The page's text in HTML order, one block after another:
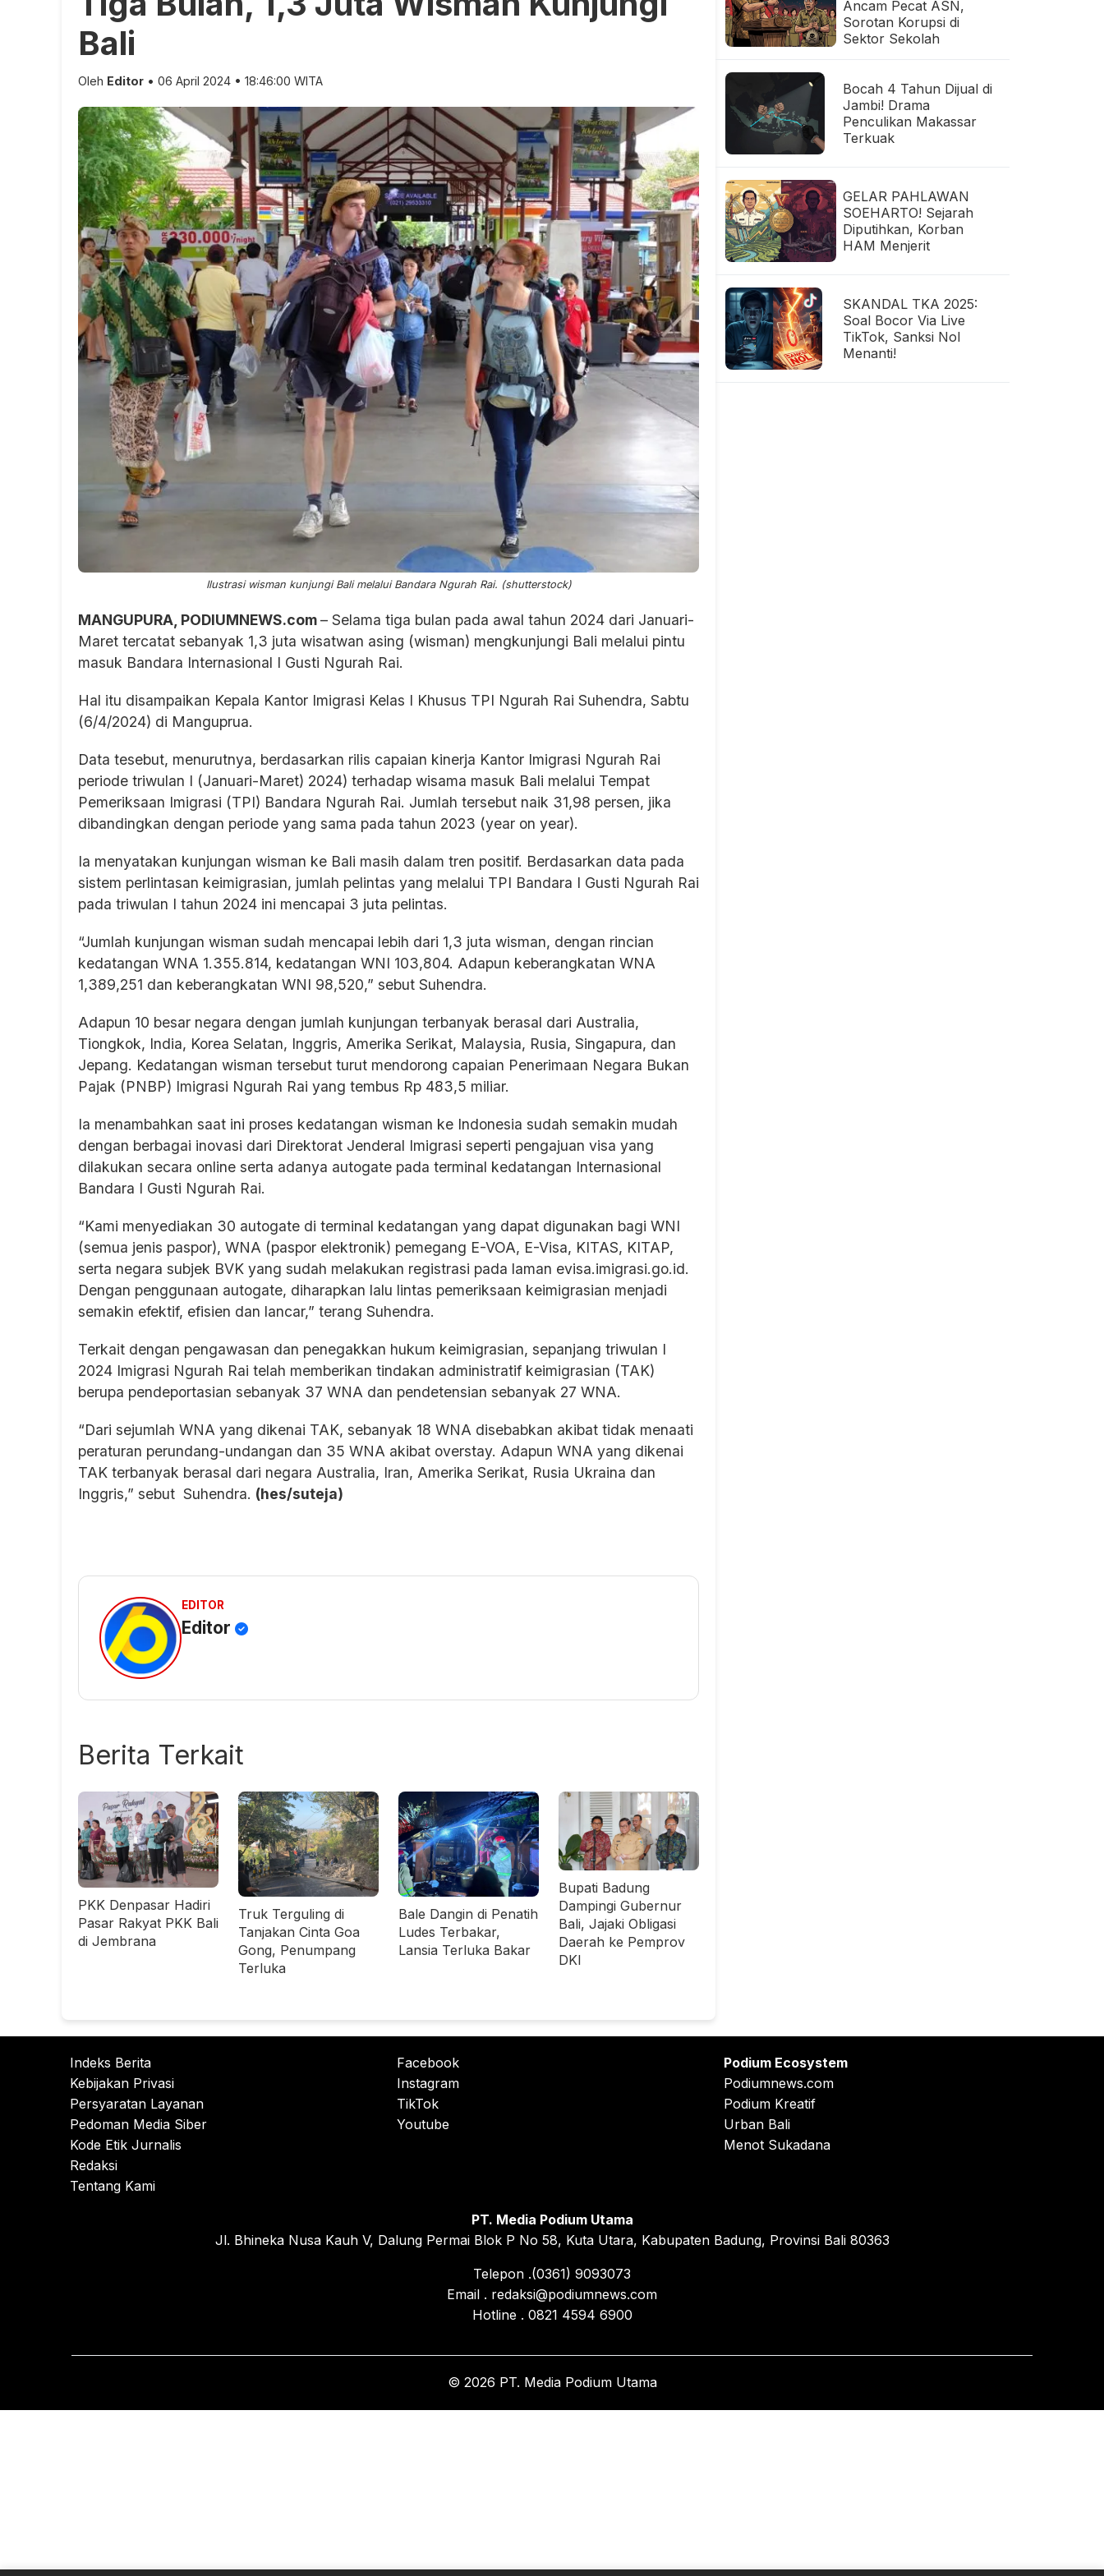
Bali
Oleh Editor • 06 April 2024 • 18:46:00 WITA
Ilustrasi wisman kunjungi Bali melalui Bandara Ngurah Rai. (shutterstock)
MANGUPURA, PODIUMNEWS.com– Selama tiga bulan pada awal tahun 2024 dari Januari-
Maret tercatat sebanyak 1,3 juta wisatwan asing (wisman) mengkunjungi Bali melalui pintu
masuk Bandara Internasional I Gusti Ngurah Rai.
Hal itu disampaikan Kepala Kantor Imigrasi Kelas I Khusus TPI Ngurah Rai Suhendra, Sabtu
(6/4/2024) di Manguprua.
Data tesebut, menurutnya, berdasarkan rilis capaian kinerja Kantor Imigrasi Ngurah Rai
periode triwulan I (Januari-Maret) 2024) terhadap wisama masuk Bali melalui Tempat
Pemeriksaan Imigrasi (TPI) Bandara Ngurah Rai. Jumlah tersebut naik 31,98 persen, jika
dibandingkan dengan periode yang sama pada tahun 2023 (year on year).
Ia menyatakan kunjungan wisman ke Bali masih dalam tren positif. Berdasarkan data pada
sistem perlintasan keimigrasian, jumlah pelintas yang melalui TPI Bandara I Gusti Ngurah Rai
pada triwulan I tahun 2024 ini mencapai 3 juta pelintas.
“Jumlah kunjungan wisman sudah mencapai lebih dari 1,3 juta wisman, dengan rincian
kedatangan WNA 1.355.814, kedatangan WNI 103,804. Adapun keberangkatan WNA
1,389,251 dan keberangkatan WNI 98,520,” sebut Suhendra.
Adapun 10 besar negara dengan jumlah kunjungan terbanyak berasal dari Australia,
Tiongkok, India, Korea Selatan, Inggris, Amerika Serikat, Malaysia, Rusia, Singapura, dan
Jepang. Kedatangan wisman tersebut turut mendorong capaian Penerimaan Negara Bukan
Pajak (PNBP) Imigrasi Ngurah Rai yang tembus Rp 483,5 miliar.
Ia menambahkan saat ini proses kedatangan wisman ke Indonesia sudah semakin mudah
dengan berbagai inovasi dari Direktorat Jenderal Imigrasi seperti pengajuan visa yang
dilakukan secara online serta adanya autogate pada terminal kedatangan Internasional
Bandara I Gusti Ngurah Rai.
“Kami menyediakan 30 autogate di terminal kedatangan yang dapat digunakan bagi WNI
(semua jenis paspor), WNA (paspor elektronik) pemegang E-VOA, E-Visa, KITAS, KITAP,
serta negara subjek BVK yang sudah melakukan registrasi pada laman evisa.imigrasi.go.id.
Dengan penggunaan autogate, diharapkan lalu lintas pemeriksaan keimigrasian menjadi
semakin efektif, efisien dan lancar,” terang Suhendra.
Terkait dengan pengawasan dan penegakkan hukum keimigrasian, sepanjang triwulan I
2024 Imigrasi Ngurah Rai telah memberikan tindakan administratif keimigrasian (TAK)
berupa pendeportasian sebanyak 37 WNA dan pendetensian sebanyak 27 WNA.
“Dari sejumlah WNA yang dikenai TAK, sebanyak 18 WNA disebabkan akibat tidak menaati
peraturan perundang-undangan dan 35 WNA akibat overstay. Adapun WNA yang dikenai
TAK terbanyak berasal dari negara Australia, Iran, Amerika Serikat, Rusia Ukraina dan
Inggris,” sebut Suhendra. (hes/suteja)
EDITOR
Editor
Berita Terkait
PKK Denpasar Hadiri
Pasar Rakyat PKK Bali
di Jembrana
Truk Terguling di
Tanjakan Cinta Goa
Gong, Penumpang
Terluka
Bale Dangin di Penatih
Ludes Terbakar,
Lansia Terluka Bakar
Bupati Badung
Dampingi Gubernur
Bali, Jajaki Obligasi
Daerah ke Pemprov
DKI
Ancam Pecat ASN,
Sorotan Korupsi di
Sektor Sekolah
Bocah 4 Tahun Dijual di
Jambi! Drama
Penculikan Makassar
Terkuak
GELAR PAHLAWAN
SOEHARTO! Sejarah
Diputihkan, Korban
HAM Menjerit
SKANDAL TKA 2025:
Soal Bocor Via Live
TikTok, Sanksi Nol
Menanti!
Indeks Berita
Kebijakan Privasi
Persyaratan Layanan
Pedoman Media Siber
Kode Etik Jurnalis
Redaksi
Tentang Kami
Facebook
Instagram
TikTok
Youtube
Podium Ecosystem
Podiumnews.com
Podium Kreatif
Urban Bali
Menot Sukadana
PT. Media Podium Utama
Jl. Bhineka Nusa Kauh V, Dalung Permai Blok P No 58, Kuta Utara, Kabupaten Badung, Provinsi Bali 80363
Telepon .(0361) 9093073
Email . redaksi@podiumnews.com
Hotline . 0821 4594 6900
© 2026 PT. Media Podium Utama